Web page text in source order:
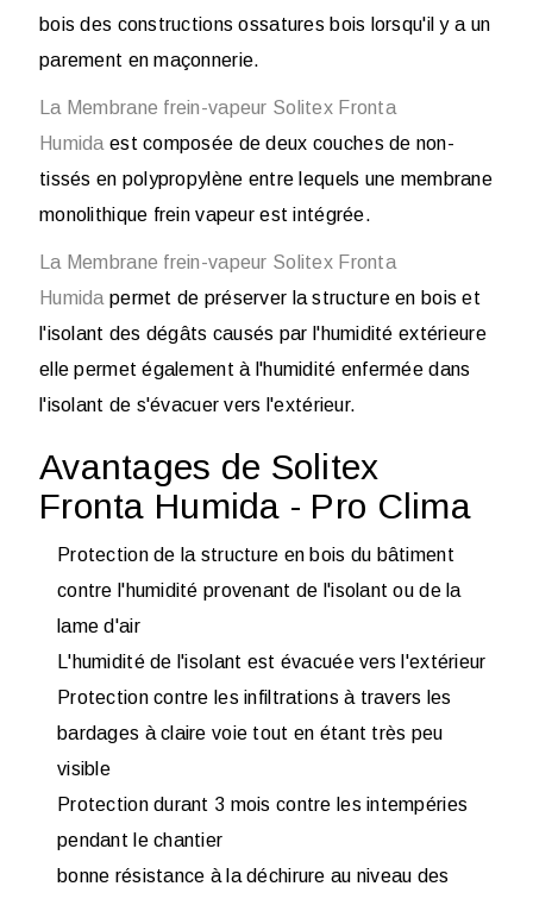
bois des constructions ossatures bois lorsqu'il y a un
parement en maçonnerie.
La Membrane frein-vapeur Solitex Fronta
Humida est composée de deux couches de non-
tissés en polypropylène entre lequels une membrane
monolithique frein vapeur est intégrée.
La Membrane frein-vapeur Solitex Fronta
Humida permet de préserver la structure en bois et
l'isolant des dégâts causés par l'humidité extérieure
elle permet également à l'humidité enfermée dans
l'isolant de s'évacuer vers l'extérieur.
Avantages de Solitex
Fronta Humida - Pro Clima
Protection de la structure en bois du bâtiment
contre l'humidité provenant de l'isolant ou de la
lame d'air
L'humidité de l'isolant est évacuée vers l'extérieur
Protection contre les infiltrations à travers les
bardages à claire voie tout en étant très peu
visible
Protection durant 3 mois contre les intempéries
pendant le chantier
bonne résistance à la déchirure au niveau des